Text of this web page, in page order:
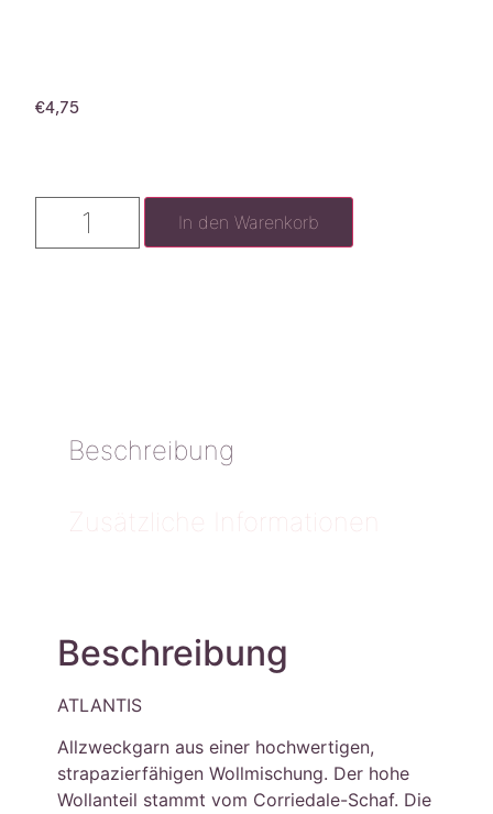
€4,75
In den Warenkorb
Beschreibung
Zusätzliche Informationen
Beschreibung
ATLANTIS
Allzweckgarn aus einer hochwertigen,
strapazierfähigen Wollmischung. Der hohe
Wollanteil stammt vom Corriedale-Schaf. Die